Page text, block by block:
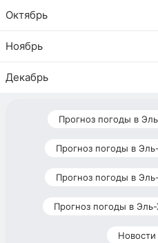
Октябрь
Ноябрь
Декабрь
Прогноз погоды в
Прогноз погоды в
Прогноз погоды в
Прогноз погоды в